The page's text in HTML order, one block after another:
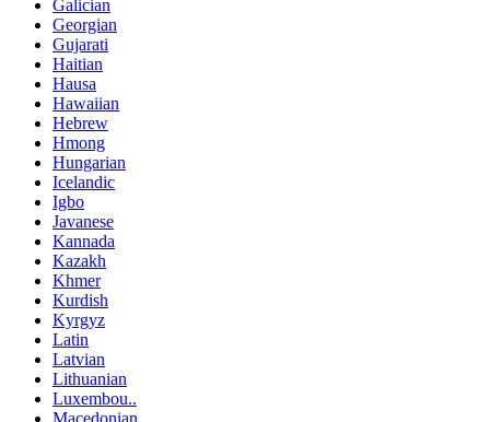
Galician
Georgian
Gujarati
Haitian
Hausa
Hawaiian
Hebrew
Hmong
Hungarian
Icelandic
Igbo
Javanese
Kannada
Kazakh
Khmer
Kurdish
Kyrgyz
Latin
Latvian
Lithuanian
Luxembou..
Macedonian